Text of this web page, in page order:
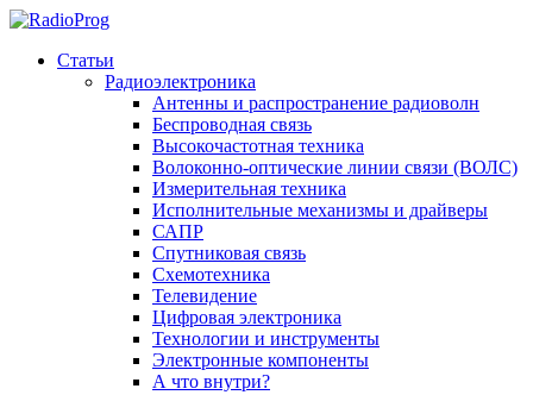
Статьи
Радиоэлектроника
Антенны и распространение радиоволн
Беспроводная связь
Высокочастотная техника
Волоконно-оптические линии связи (ВОЛС)
Измерительная техника
Исполнительные механизмы и драйверы
САПР
Спутниковая связь
Схемотехника
Телевидение
Цифровая электроника
Технологии и инструменты
Электронные компоненты
А что внутри?